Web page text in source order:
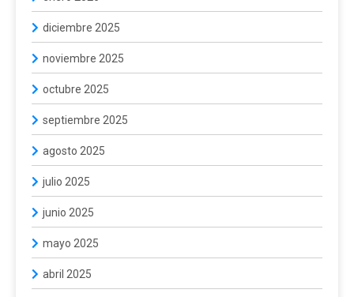
diciembre 2025
noviembre 2025
octubre 2025
septiembre 2025
agosto 2025
julio 2025
junio 2025
mayo 2025
abril 2025